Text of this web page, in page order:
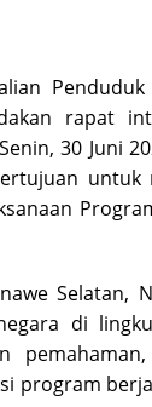
rapat
30 Juni
untuk
Selatan,
di
pemahaman,
program